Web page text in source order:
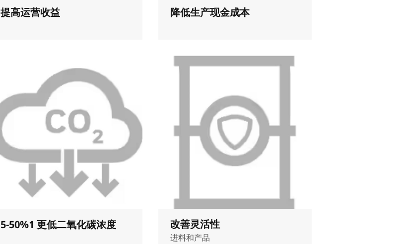
提高运营收益 降低生产现金成本
5-50%1 更低二氧化碳浓度 改善灵活性
进料和产品